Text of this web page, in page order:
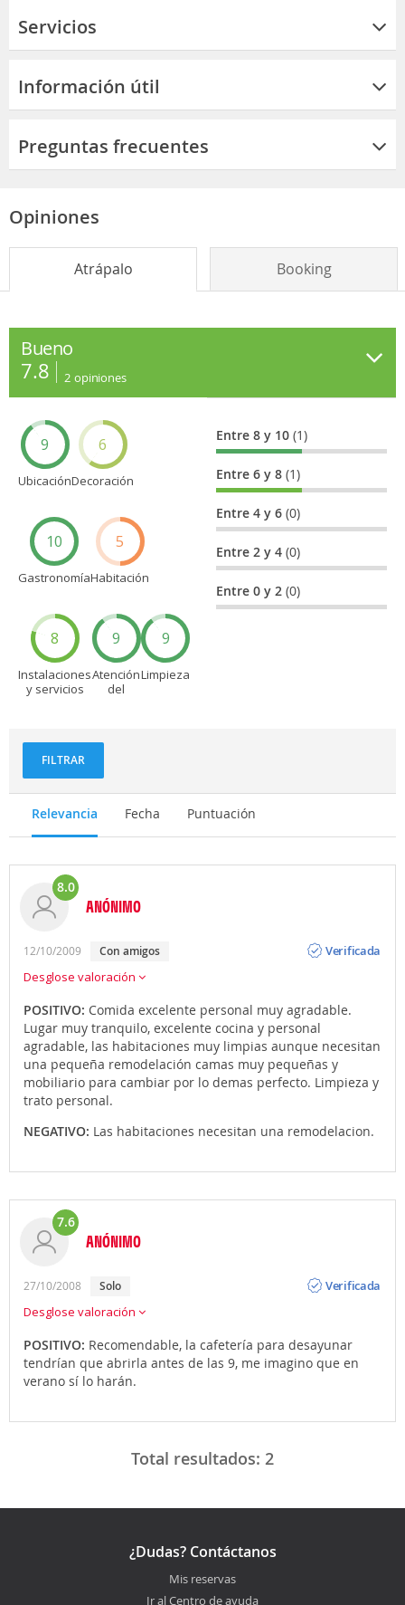
Servicios
Información útil
Preguntas frecuentes
Opiniones
Atrápalo Booking
Bueno
7.8 2 opiniones
9
Ubicación
6
Decoración
10
Gastronomía
5
Habitación
8
Instalaciones
y servicios
9
Atención
del
9
Limpieza
Entre 8 y 10(1)
Entre 6 y 8(1)
Entre 4 y 6(0)
Entre 2 y 4(0)
Entre 0 y 2(0)
FILTRAR
Relevancia Fecha Puntuación
8.0
ANÓNIMO
12/10/2009 con amigos
Verificada
Desglose valoración
POSITIVO: Comida excelente personal muy agradable.
Lugar muy tranquilo, excelente cocina y personal
agradable, las habitaciones muy limpias aunque necesitan
una pequeña remodelación camas muy pequeñas y
mobiliario para cambiar por lo demas perfecto. Limpieza y
trato personal.
NEGATIVO: Las habitaciones necesitan una remodelacion.
7.6
ANÓNIMO
27/10/2008 solo
Verificada
Desglose valoración
POSITIVO: Recomendable, la cafetería para desayunar
tendrían que abrirla antes de las 9, me imagino que en
verano sí lo harán.
Total resultados: 2
¿Dudas? Contáctanos
Mis reservas
Ir al Centro de ayuda